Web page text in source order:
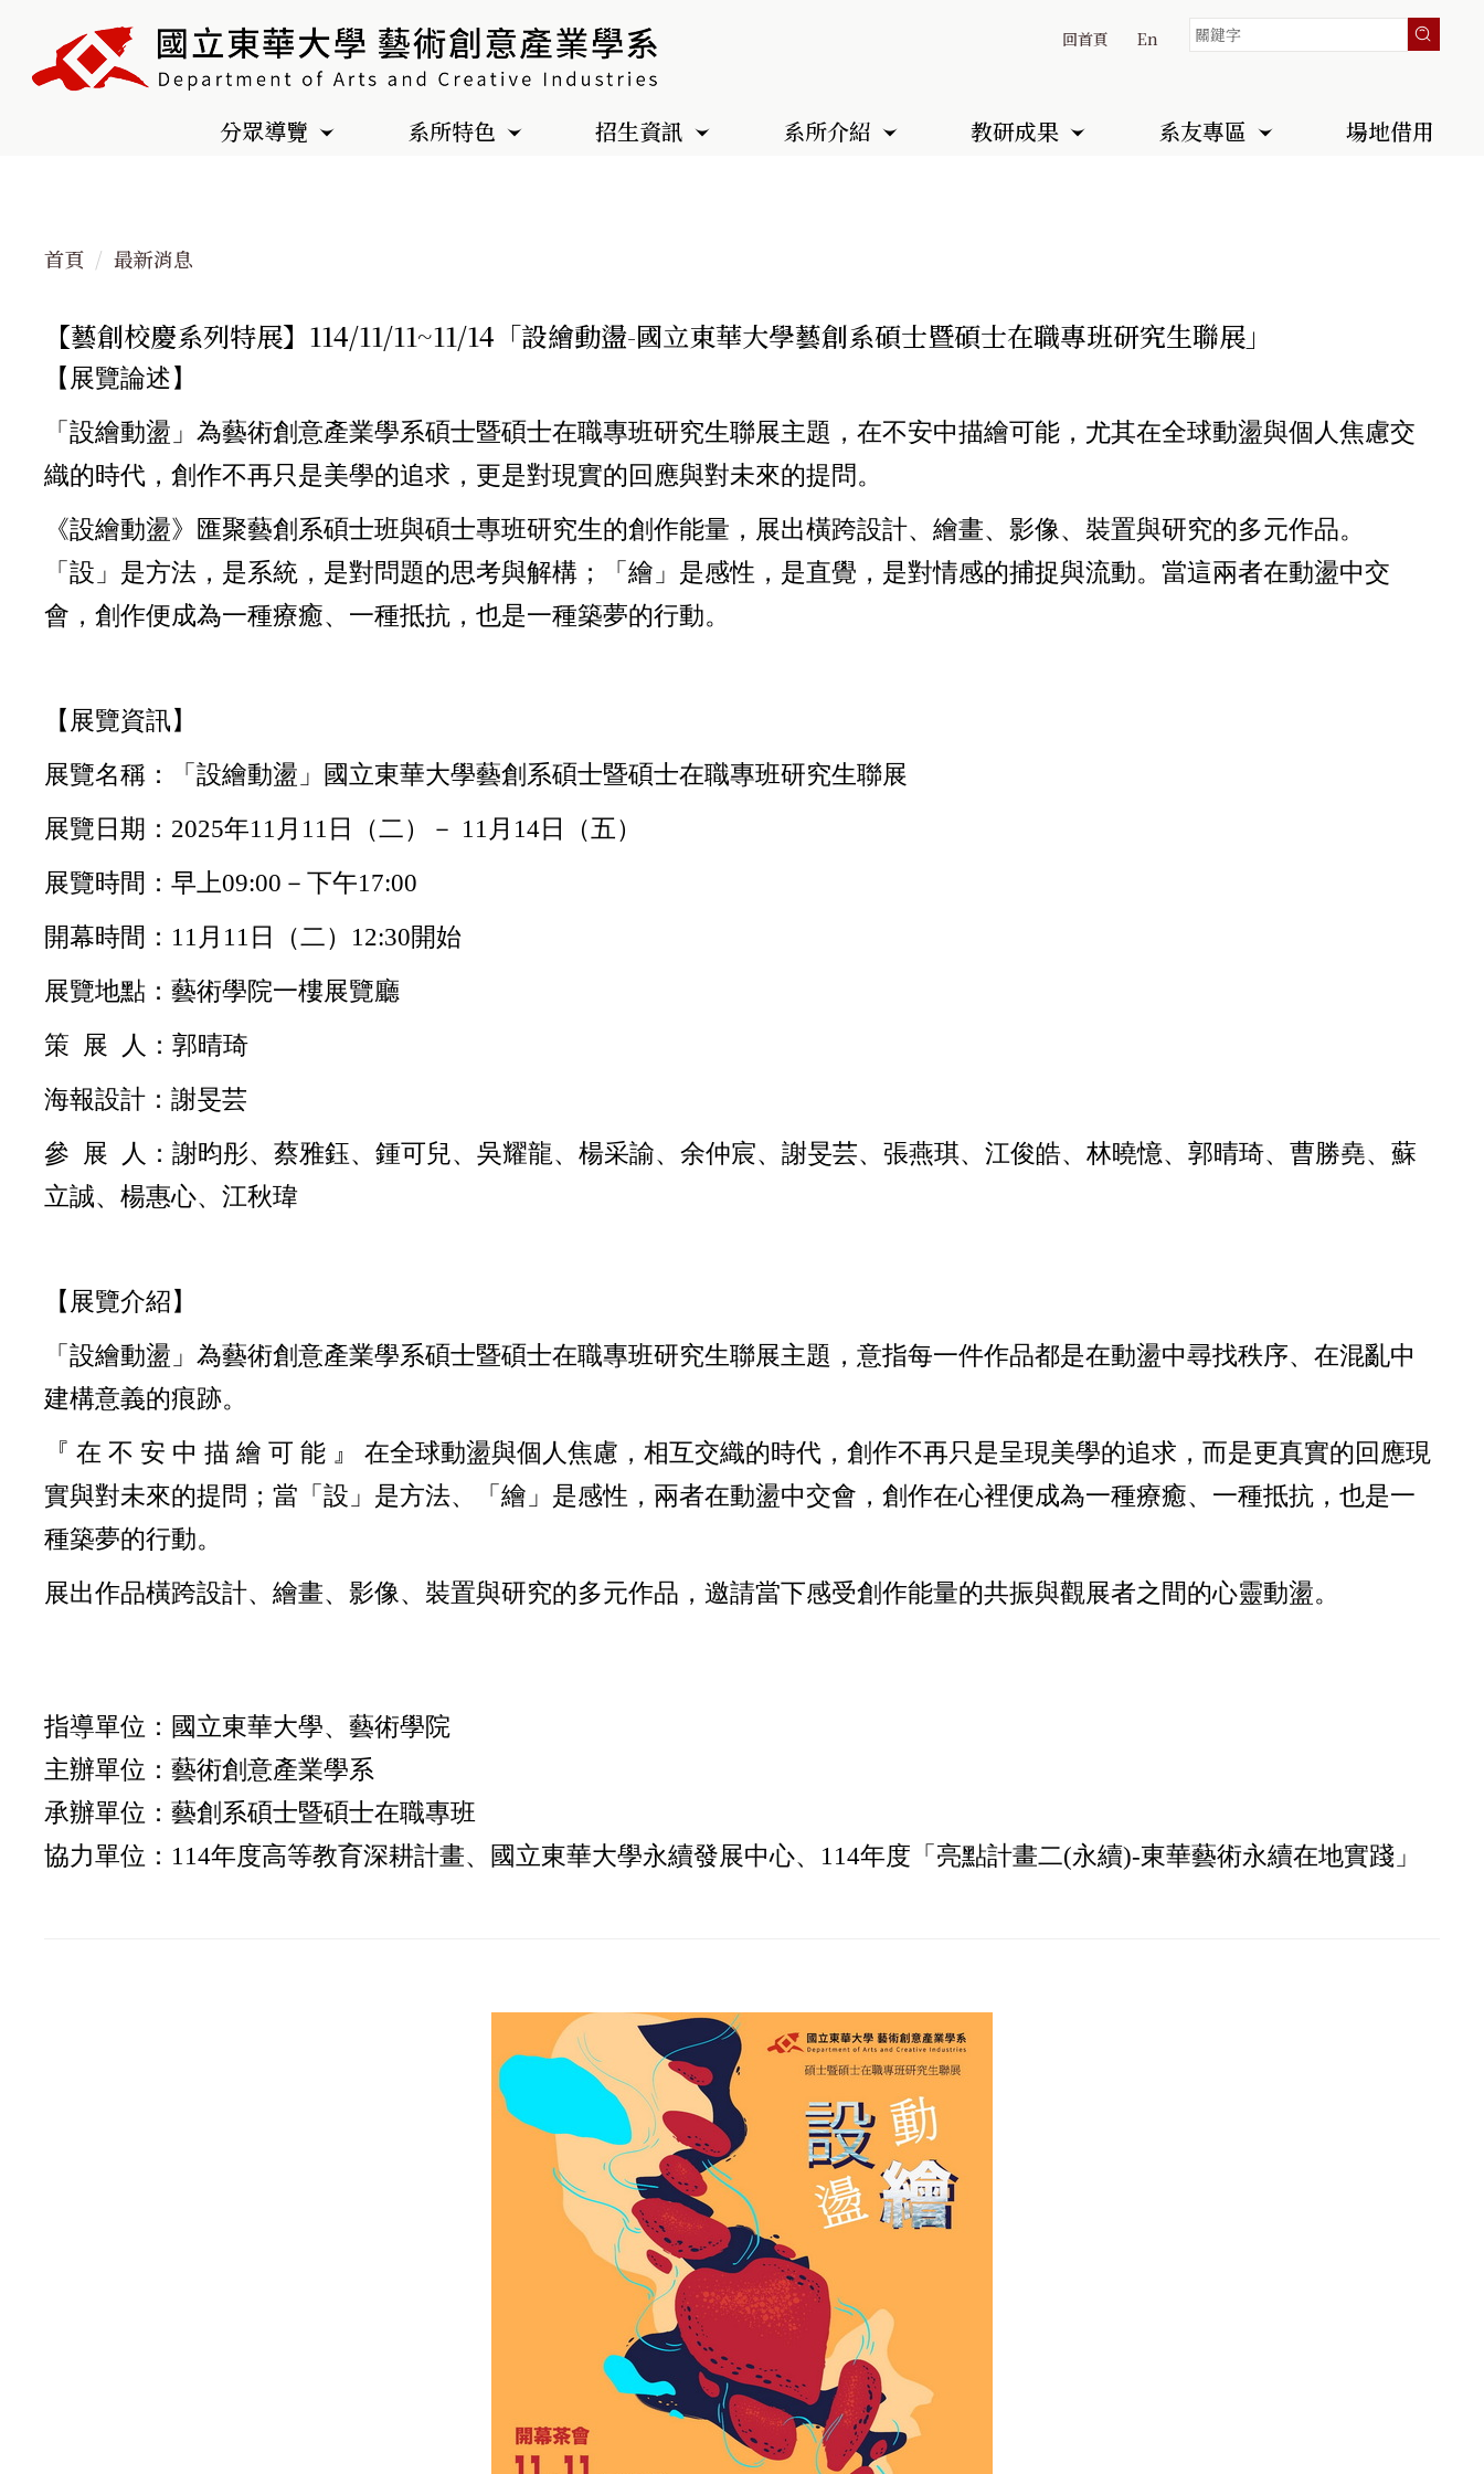
回首頁 En
分眾導覽 系所特色 招生資訊 系所介紹 教研成果 系友專區 場地借用
首頁 最新消息
【藝創校慶系列特展】114/11/11~11/14「設繪動盪-國立東華大學藝創系碩士暨碩士在職專班研究生聯展」
【展覽論述】
「設繪動盪」為藝術創意產業學系碩士暨碩士在職專班研究生聯展主題，在不安中描繪可能，尤其在全球動盪與個人焦慮交
織的時代，創作不再只是美學的追求，更是對現實的回應與對未來的提問。
《設繪動盪》匯聚藝創系碩士班與碩士專班研究生的創作能量，展出橫跨設計、繪畫、影像、裝置與研究的多元作品。
「設」是方法，是系統，是對問題的思考與解構；「繪」是感性，是直覺，是對情感的捕捉與流動。 當這兩者在動盪中交
會，創作便成為一種療癒、一種抵抗，也是一種築夢的行動。
【展覽資訊】
展覽名稱：「設繪動盪」國立東華大學藝創系碩士暨碩士在職專班研究生聯展
展覽日期：2025年11月11日（二）－ 11月14日（五）
展覽時間：早上09:00－下午17:00
開幕時間：11月11日（二）12:30開始
展覽地點：藝術學院一樓展覽廳
策 展 人：郭晴琦
海報設計：謝旻芸
參 展 人：謝昀彤、蔡雅鈺、鍾可兒、吳耀龍、楊采諭、余仲宸、謝旻芸、張燕琪、江俊皓、林曉憶、郭晴琦、曹勝堯、蘇
立誠、楊惠心、江秋瑋
【展覽介紹】
「設繪動盪」為藝術創意產業學系碩士暨碩士在職專班研究生聯展主題，意指每一件作品都是在動盪中尋找秩序、在混亂中
建構意義的痕跡。
『 在 不 安 中 描 繪 可 能 』 在全球動盪與個人焦慮，相互交織的時代，創作不再只是呈現美學的追求，而是更真實的回應現
實與對未來的提問；當「設」是方法、「繪」是感性，兩者在動盪中交會，創作在心裡便成為一種療癒、一種抵抗，也是一
種築夢的行動。
展出作品橫跨設計、繪畫、影像、裝置與研究的多元作品，邀請當下感受創作能量的共振與觀展者之間的心靈動盪。
指導單位：國立東華大學、藝術學院
主辦單位：藝術創意產業學系
承辦單位：藝創系碩士暨碩士在職專班
協力單位：114年度高等教育深耕計畫、國立東華大學永續發展中心、114年度「亮點計畫二(永續)-東華藝術永續在地實踐」